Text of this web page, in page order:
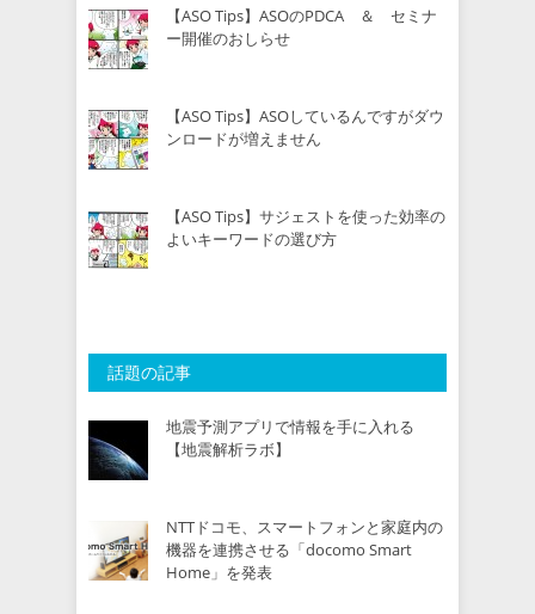
【ASO Tips】ASOのPDCA ＆ セミナ
ー開催のおしらせ
【ASO Tips】ASOしているんですがダウ
ンロードが増えません
【ASO Tips】サジェストを使った効率の
よいキーワードの選び方
話題の記事
地震予測アプリで情報を手に入れる
【地震解析ラボ】
NTTドコモ、スマートフォンと家庭内の
機器を連携させる「docomo Smart
Home」を発表